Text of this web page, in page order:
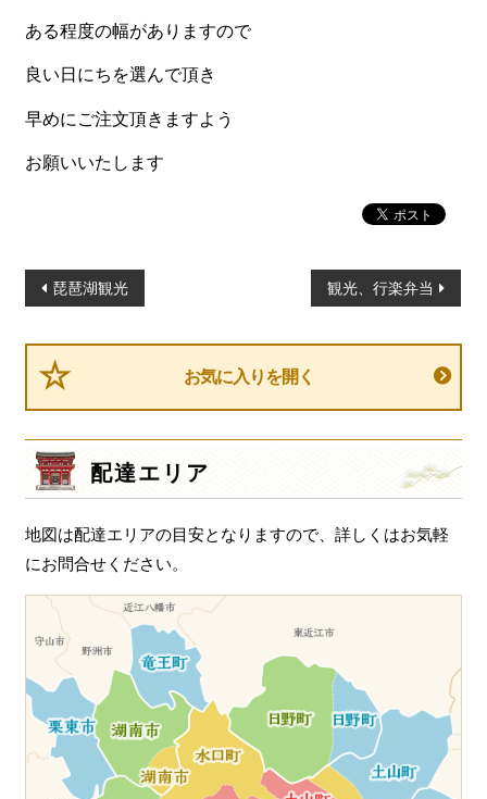
ある程度の幅がありますので
良い日にちを選んで頂き
早めにご注文頂きますよう
お願いいたします
投
稿
ナ
ビ
ゲ
ー
シ
ョ
ン
琵琶湖観光 観光、行楽弁当
お気に入りを開く
配達エリア
地図は配達エリアの目安となりますので、詳しくはお気軽
にお問合せください。